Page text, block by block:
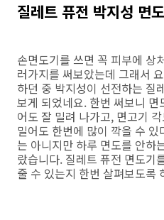
질레트 퓨전 박지성 면
손면도기를 쓰면 꼭 피부에 상
러가지를 써보았는데 그래서
하던 중 박지성이 선전하는 질
보게 되었네요. 한번 써보니
어도 잘 밀려 나가고, 면고기
밀어도 한번에 많이 깍을 수
는 아니지만 하루 면도를 안하
랐습니다. 질레트 퓨전 면도기
줄 수 있는지 한번 살펴보도록